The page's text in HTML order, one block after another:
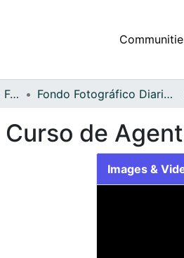
Archivo del Patrimonio Fotográfico y Fílmico del Valle del Cauca Fondo Fotográfico Diario Occidente
de
Images &